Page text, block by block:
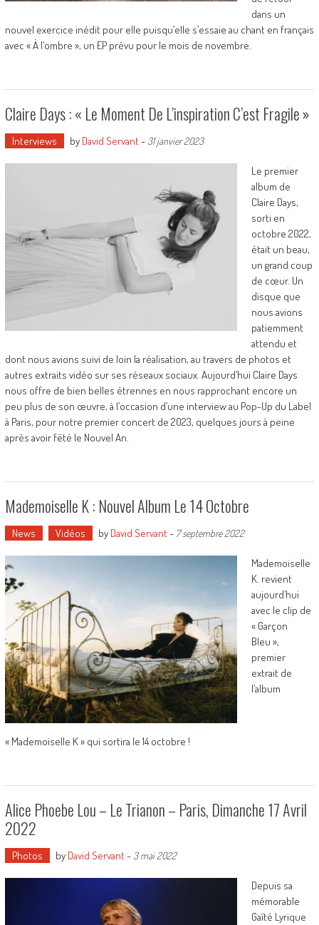
dans un
nouvel exercice inédit pour elle puisqu’elle s’essaie au chant en français
avec « À l’ombre », un EP prévu pour le mois de novembre.
Claire Days : « Le Moment De L’inspiration C’est Fragile »
Interviews by David Servant- 31 janvier 2023
Le premier
album de
Claire Days,
sorti en
octobre 2022,
était un beau,
un grand coup
de cœur. Un
disque que
nous avions
patiemment
attendu et
dont nous avions suivi de loin la réalisation, au travers de photos et
autres extraits vidéo sur ses réseaux sociaux. Aujourd’hui Claire Days
nous offre de bien belles étrennes en nous rapprochant encore un
peu plus de son œuvre, à l’occasion d’une interview au Pop-Up du Label
à Paris, pour notre premier concert de 2023, quelques jours à peine
après avoir fêté le Nouvel An.
Mademoiselle K : Nouvel Album Le 14 Octobre
News Vidéos by David Servant- 7 septembre 2022
Mademoiselle
K. revient
aujourd’hui
avec le clip de
« Garçon
Bleu »,
premier
extrait de
l’album
« Mademoiselle K » qui sortira le 14 octobre !
Alice Phoebe Lou – Le Trianon – Paris, Dimanche 17 Avril
2022
Photos by David Servant- 3 mai 2022
Depuis sa
mémorable
Gaîté Lyrique